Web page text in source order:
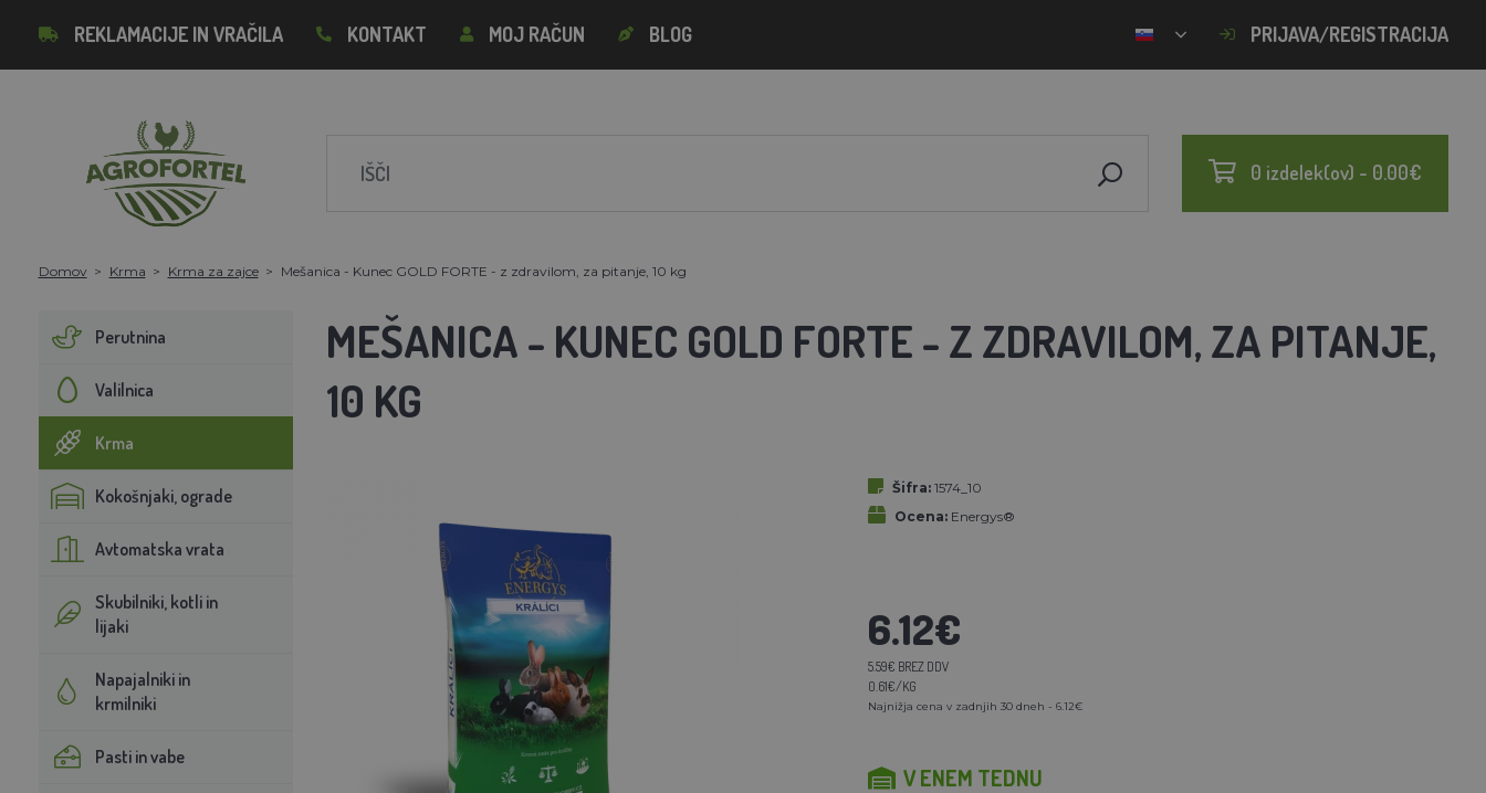
REKLAMACIJE IN VRAČILA KONTAKT MOJ RAČUN BLOG PRIJAVA/REGISTRACIJA
0 izdelek(ov) - 0.00€
Domov Krma Krma za zajce Mešanica - Kunec GOLD FORTE - z zdravilom, za pitanje, 10 kg
Perutnina
Valilnica
Krma
Kokošnjaki, ograde
Avtomatska vrata
Skubilniki, kotli in
lijaki
Napajalniki in
krmilniki
Pasti in vabe
MEŠANICA - KUNEC GOLD FORTE - Z ZDRAVILOM, ZA PITANJE,
10 KG
Šifra: 1574_10
Ocena: Energys®
6.12€
5.59€ BREZ DDV
0.61€/KG
Najnižja cena v zadnjih 30 dneh - 6.12€
V ENEM TEDNU